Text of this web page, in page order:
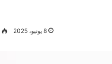
8 يونيو، 2025